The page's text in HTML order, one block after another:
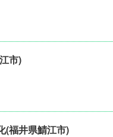
市)
(福井県鯖江市)